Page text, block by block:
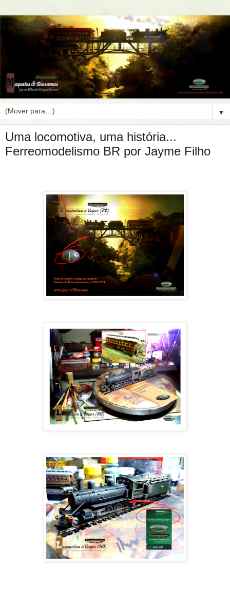
▼
Uma locomotiva, uma história...
Ferreomodelismo BR por Jayme Filho